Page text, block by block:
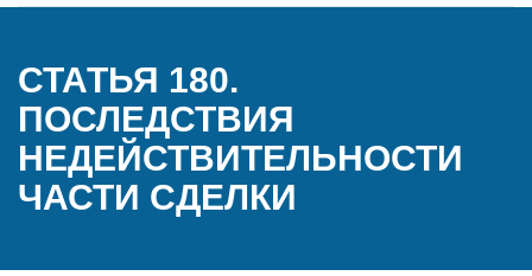
СТАТЬЯ 180.
ПОСЛЕДСТВИЯ
НЕДЕЙСТВИТЕЛЬНОСТИ
ЧАСТИ СДЕЛКИ